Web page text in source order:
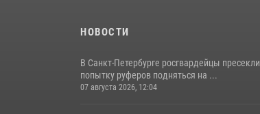
НОВОСТИ
В Санкт-Петербурге росгвардейцы пресекли
попытку руферов подняться на ...
07 августа 2026, 12:04